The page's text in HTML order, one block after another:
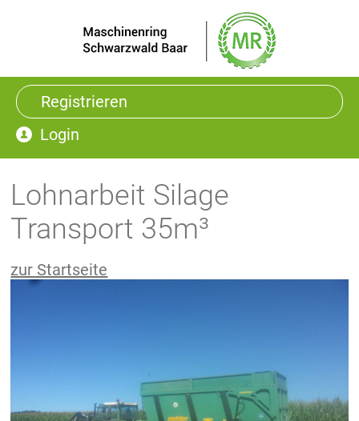
Registrieren
Login
Lohnarbeit Silage
Transport 35m³
zur Startseite